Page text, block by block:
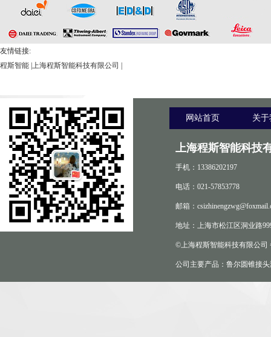
友情链接:
程斯智能 上海程斯智能科技有限公司
网站首页 关
上海程斯智能科技
手机：13386202197
电话：021-57853778
邮箱：
地址：上海市松江区洞业路
©上海程斯智能科技有限公司
公司主要产品：鲁尔圆锥接